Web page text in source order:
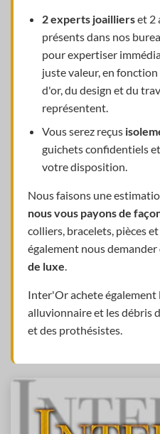
2 experts joaillierset 2
présents dans nos
pour expertiser
juste valeur, en
d'or, du design et du
représentent.
Vous serez reçus
guichets confidentiels
votre disposition.
Nous faisons une
nous vous payons de
colliers, bracelets, pièces
également nous
de luxe.
Inter'Or achete également
alluvionnaire et les débris
et des prothésistes.